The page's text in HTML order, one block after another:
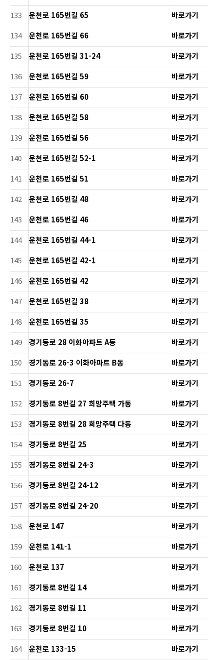
133
운천로 165번길 65
바로가기
134
운천로 165번길 66
바로가기
135
운천로 165번길 31-24
바로가기
136
운천로 165번길 59
바로가기
137
운천로 165번길 60
바로가기
138
운천로 165번길 58
바로가기
139
운천로 165번길 56
바로가기
140
운천로 165번길 52-1
바로가기
141
운천로 165번길 51
바로가기
142
운천로 165번길 48
바로가기
143
운천로 165번길 46
바로가기
144
운천로 165번길 44-1
바로가기
145
운천로 165번길 42-1
바로가기
146
운천로 165번길 42
바로가기
147
운천로 165번길 38
바로가기
148
운천로 165번길 35
바로가기
149
경기동로 28 이화아파트 A동
바로가기
150
경기동로 26-3 이화아파트 B동
바로가기
151
경기동로 26-7
바로가기
152
경기동로 8번길 27 희망주택 가동
바로가기
153
경기동로 8번길 28 희망주택 다동
바로가기
154
경기동로 8번길 25
바로가기
155
경기동로 8번길 24-3
바로가기
156
경기동로 8번길 24-12
바로가기
157
경기동로 8번길 24-20
바로가기
158
운천로 147
바로가기
159
운천로 141-1
바로가기
160
운천로 137
바로가기
161
경기동로 8번길 14
바로가기
162
경기동로 8번길 11
바로가기
163
경기동로 8번길 10
바로가기
164
운천로 133-15
바로가기